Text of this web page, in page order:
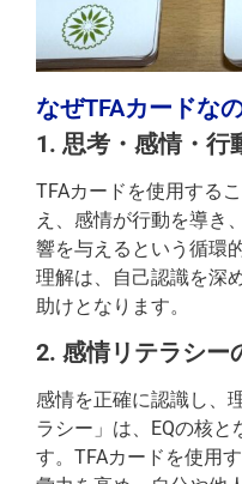
なぜTFAカードな
1. 思考・感情・行
TFAカードを使用する
え、感情が行動を導き
響を与えるという循環
理解は、自己認識を深
助けとなります。
2. 感情リテラシー
感情を正確に認識し、
ラシー」は、EQの核
す。TFAカードを使用